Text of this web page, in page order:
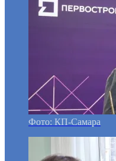
Фото: КП-Самара